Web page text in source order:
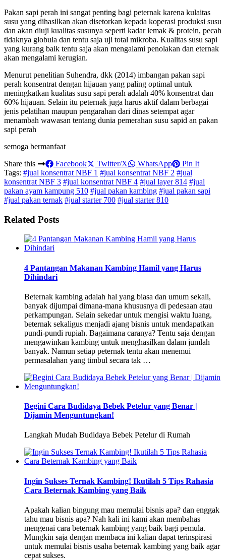
Pakan sapi perah ini sangat penting bagi peternak karena kulaitas
susu yang dihasilkan akan disetorkan kepada koperasi produksi susu
dan akan diuji kualitas susunya seperti kadar lemak & protein, pecah
tidaknya globula dan tentu saja uji total mikroba. Kualitas susu sapi
yang kurang baik tentu saja akan mengalami penolakan dan eternak
akan mengalami kerugian.
Menurut penelitian Suhendra, dkk (2014) imbangan pakan sapi
perah konsentrat dengan hijauan yang paling optimal untuk
meningkatkan kualitas susu sapi perah adalah 40% konsentrat dan
60% hijauan. Selain itu peternak juga harus aktif dalam berbagai
jenis pelatihan maupun pengarahan dari dinas setempat agar
menambah wawasan tentang dunia pemerahan susu sapid an pakan
sapi perah
semoga bermanfaat
Share this
Facebook Twitter/X WhatsApp
Pin It
Tags: #jual konsentrat NBF 1 #jual konsentrat NBF 2 #jual
konsentrat NBF 3 #jual konsentrat NBF 4 #jual layer 814 #jual
pakan ayam kampung 510 #jual pakan kambing #jual pakan sapi
#jual pakan ternak #jual starter 700 #jual starter 810
Related Posts
4 Pantangan Makanan Kambing Hamil yang Harus
Dihindari
Beternak kambing adalah hal yang biasa dan umum sekali,
banyak dijumpai dimana-mana khususnya di pedesaan atau
perkampungan. Selain sekedar untuk mengisi waktu luang,
beternak sekaligus menjadi ajang bisnis untuk mendapatkan
pundi-pundi rupiah. Bagaimana caranya? Tentu saja dengan
mengawinkan kambing untuk menghasilkan dalam jumlah
banyak. Namun setiap peternak tentu akan menemui
permasalahan yang timbul secara tak …
Begini Cara Budidaya Bebek Petelur yang Benar |
Dijamin Menguntungkan!
Langkah Mudah Budidaya Bebek Petelur di Rumah
Ingin Sukses Ternak Kambing! Ikutilah 5 Tips Rahasia
Cara Beternak Kambing yang Baik
Apakah kalian bingung mau memulai bisnis apa? dan enggak
tahu mau bisnis apa? Nah kali ini kami akan membahas
mengenai cara beternak kambing yang baik bagi pemula.
Mungkin saja dengan membaca ini kalian dapat terinspirasi
untuk memulai bisnis usaha beternak kambing yang baik agar
cepat sukses.